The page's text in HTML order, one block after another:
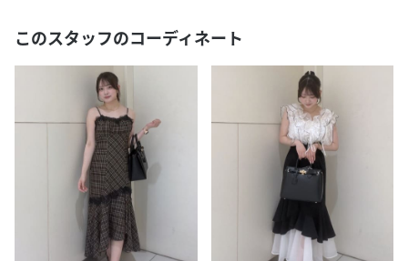
このスタッフのコーディネート